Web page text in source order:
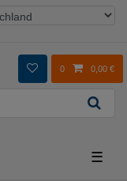
0 0,00 €
☰